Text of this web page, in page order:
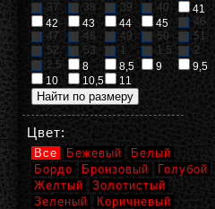
37
38 39 40
41
42
43 44 45
46
47
48 49 50
51
52
53 1 1,5
2
2,5
8 8,5 9
9,5
10
10,5 11
Цвет:
Все Бежевый
Белый
Бордо
Бронзовый
Голубой
Желтый
Золотистый
Зеленый
Коричневый